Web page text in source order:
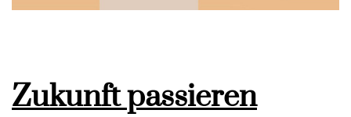
Zukunft passieren